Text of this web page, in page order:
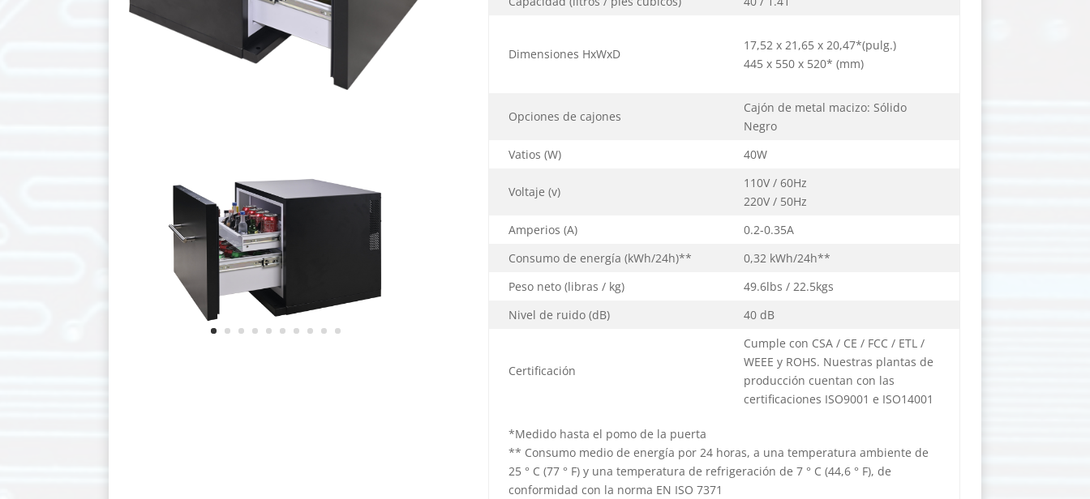
Dimensiones HxWxD
17,52 x 21,65 x 20,47*(pulg.)
445 x 550 x 520* (mm)
Opciones de cajones
Cajón de metal macizo: Sólido
Negro
Vatios (W)
40W
Voltaje (v)
110V / 60Hz
220V / 50Hz
Amperios (A)
0.2-0.35A
Consumo de energía (kWh/24h)**
0,32 kWh/24h**
Peso neto (libras / kg)
49.6lbs / 22.5kgs
Nivel de ruido (dB)
40 dB
Certificación
Cumple con CSA / CE / FCC / ETL /
WEEE y ROHS. Nuestras plantas de
producción cuentan con las
certificaciones ISO9001 e ISO14001
*Medido hasta el pomo de la puerta
** Consumo medio de energía por 24 horas, a una temperatura ambiente de
25 ° C (77 ° F) y una temperatura de refrigeración de 7 ° C (44,6 ° F), de
conformidad con la norma EN ISO 7371